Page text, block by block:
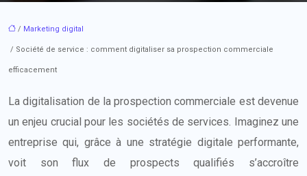
/ Marketing digital
/ Société de service : comment digitaliser sa prospection commerciale
efficacement
La digitalisation de la prospection commerciale est devenue
un enjeu crucial pour les sociétés de services. Imaginez une
entreprise qui, grâce à une stratégie digitale performante,
voit son flux de prospects qualifiés s’accroître